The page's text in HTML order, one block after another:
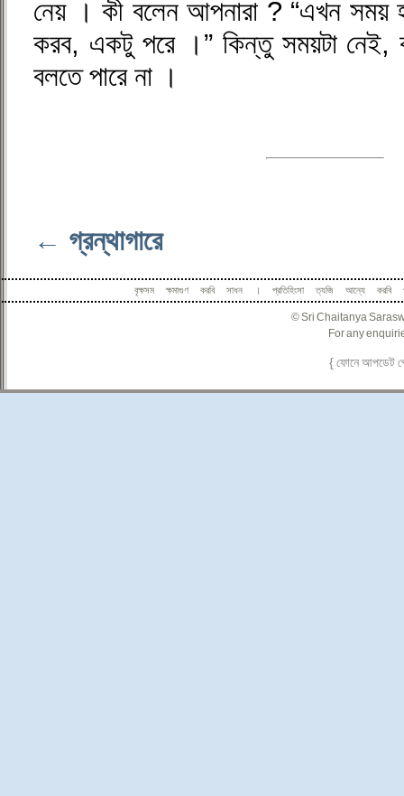
নেয় । কী বলেন আপনারা ? “এখন সময়
করব, একটু পরে ।” কিন্তু সময়টা নেই,
বলতে পারে না ।
← গ্রন্থাগারে
বৃক্ষসম ক্ষমাগুণ করবি সাধন । প্রতিহিংসা ত্যজি আন্যে করবি
© Sri Chaitanya
For any
{ ফোনে আপডেট